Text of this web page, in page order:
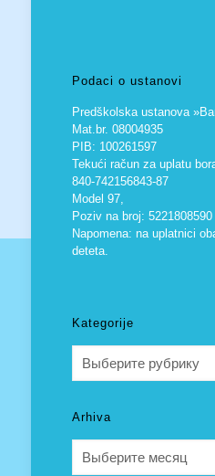
Podaci o ustanovi
Predškolska ustanova
Mat.br. 08004935
PIB: 100261597
Tekući račun za uplatu
840-742156843-87
Model 97,
Poziv na broj: 5221808590
Napomena: na uplatnici
deteta.
Kategorije
Arhiva